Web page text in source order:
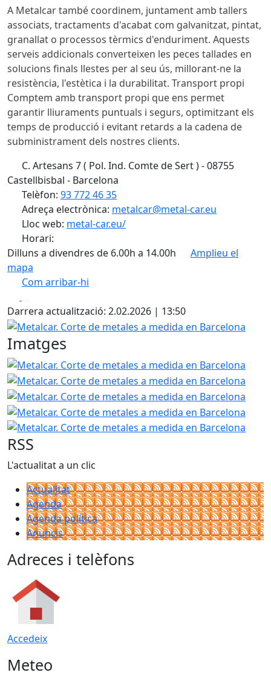
A Metalcar també coordinem, juntament amb tallers
associats, tractaments d'acabat com galvanitzat, pintat,
granallat o processos tèrmics d'enduriment. Aquests
serveis addicionals converteixen les peces tallades en
solucions finals llestes per al seu ús, millorant-ne la
resistència, l'estètica i la durabilitat. Transport propi
Comptem amb transport propi que ens permet
garantir lliuraments puntuals i segurs, optimitzant els
temps de producció i evitant retards a la cadena de
subministrament dels nostres clients.
C. Artesans 7 ( Pol. Ind. Comte de Sert ) - 08755
Castellbisbal - Barcelona
Telèfon: 93 772 46 35
Adreça electrònica: metalcar@metal-car.eu
Lloc web: metal-car.eu/
Horari:
Dilluns a divendres de 6.00h a 14.00h
Amplieu el
mapa
Com arribar-hi
+
−
Darrera actualització: 2.02.2026 | 13:50
Metalcar. Corte de metales a medida en Barcelona
Imatges
Metalcar. Corte de metales a medida en Barcelona
RSS
L'actualitat a un clic
Actualitat
Agenda
Agenda política
Anuncis
Adreces i telèfons
Accedeix
Meteo